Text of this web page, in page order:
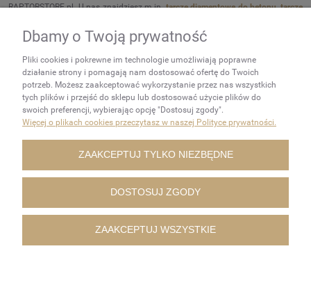
RAPTORSTORE.pl. U nas znajdziesz m.in.tarcze diamentowe do betonu,tarcze
NEWSLETTER
Podaj swój adres e-mail, jeżeli
chcesz otrzymywać
informacje o nowościach i
promocjach.
ZAKUPY
MOJE KONTO
Dbamy o Twoją prywatność
Pliki cookies i pokrewne im technologie umożliwiają poprawne
działanie strony i pomagają nam dostosować ofertę do Twoich
potrzeb. Możesz zaakceptować wykorzystanie przez nas wszystkich
tych plików i przejść do sklepu lub dostosować użycie plików do
swoich preferencji, wybierając opcję "Dostosuj zgody".
Więcej o plikach cookies przeczytasz w naszej Polityce prywatności.
ZAAKCEPTUJ TYLKO NIEZBĘDNE
DOSTOSUJ ZGODY
ZAAKCEPTUJ WSZYSTKIE